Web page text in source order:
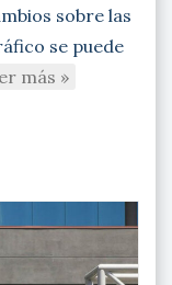
sobre las
se puede
más »